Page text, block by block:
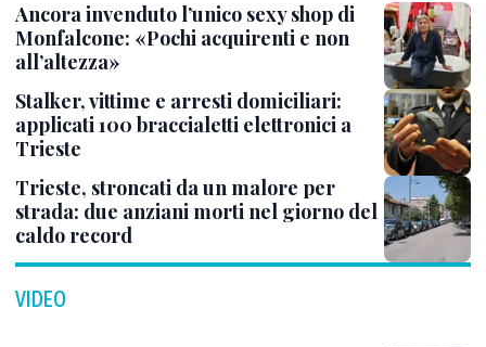
Ancora invenduto l’unico sexy shop di
Monfalcone: «Pochi acquirenti e non
all’altezza»
Stalker, vittime e arresti domiciliari:
applicati 100 braccialetti elettronici a
Trieste
Trieste, stroncati da un malore per
strada: due anziani morti nel giorno del
caldo record
VIDEO